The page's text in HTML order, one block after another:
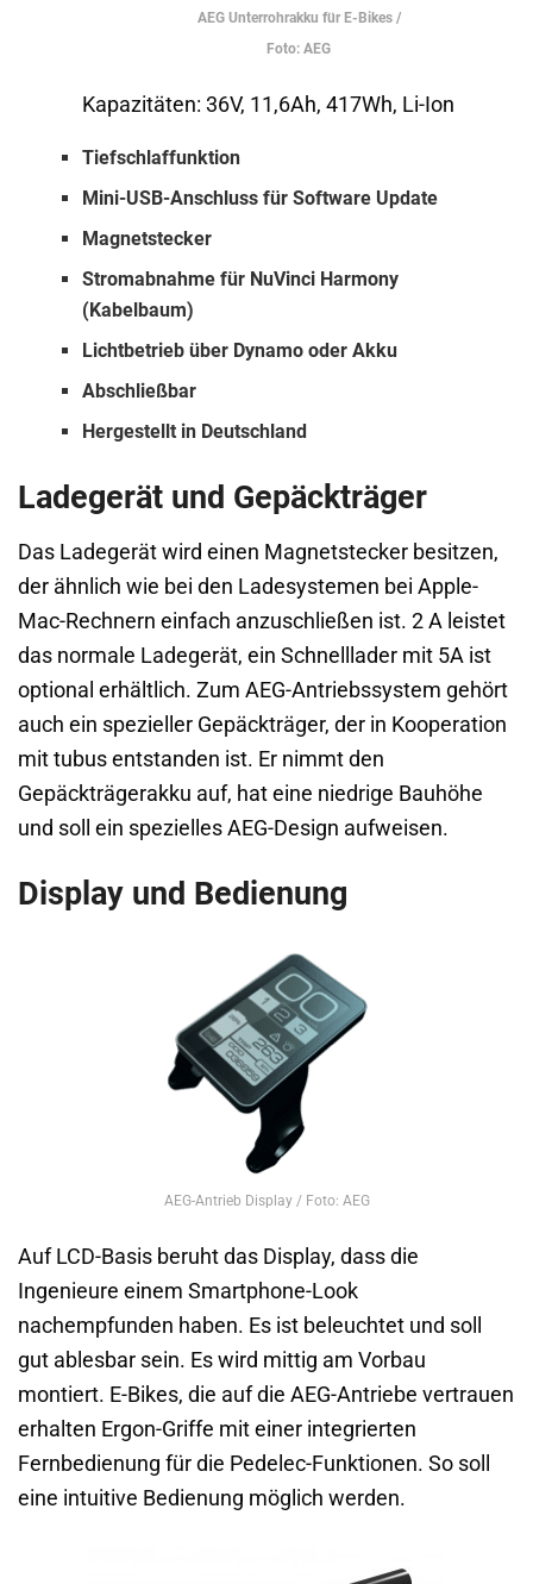
AEG Unterrohrakku für E-Bikes /
Foto: AEG
Kapazitäten: 36V, 11,6Ah, 417Wh, Li-Ion
Tiefschlaffunktion
Mini-USB-Anschluss für Software Update
Magnetstecker
Stromabnahme für NuVinci Harmony
(Kabelbaum)
Lichtbetrieb über Dynamo oder Akku
Abschließbar
Hergestellt in Deutschland
Ladegerät und Gepäckträger
Das Ladegerät wird einen Magnetstecker besitzen,
der ähnlich wie bei den Ladesystemen bei Apple-
Mac-Rechnern einfach anzuschließen ist. 2 A leistet
das normale Ladegerät, ein Schnelllader mit 5A ist
optional erhältlich. Zum AEG-Antriebssystem gehört
auch ein spezieller Gepäckträger, der in Kooperation
mit tubus entstanden ist. Er nimmt den
Gepäckträgerakku auf, hat eine niedrige Bauhöhe
und soll ein spezielles AEG-Design aufweisen.
Display und Bedienung
AEG-Antrieb Display / Foto: AEG
Auf LCD-Basis beruht das Display, dass die
Ingenieure einem Smartphone-Look
nachempfunden haben. Es ist beleuchtet und soll
gut ablesbar sein. Es wird mittig am Vorbau
montiert. E-Bikes, die auf die AEG-Antriebe vertrauen
erhalten Ergon-Griffe mit einer integrierten
Fernbedienung für die Pedelec-Funktionen. So soll
eine intuitive Bedienung möglich werden.